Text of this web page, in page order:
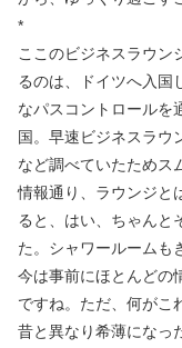
*
ここのビジネスラウン
るのは、ドイツへ入国
なパスコントロールを
国。早速ビジネスラウ
など調べていたためス
情報通り、ラウンジと
ると、はい、ちゃんと
た。シャワールームも
今は事前にほとんどの
ですね。ただ、何がこ
昔と異なり希薄になっ